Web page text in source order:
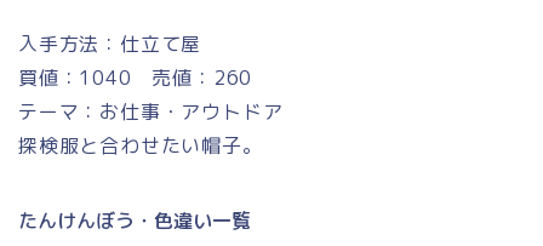
入手方法：仕立て屋
買値：1040 売値：260
テーマ：お仕事・アウトドア
探検服と合わせたい帽子。
たんけんぼう・色違い一覧